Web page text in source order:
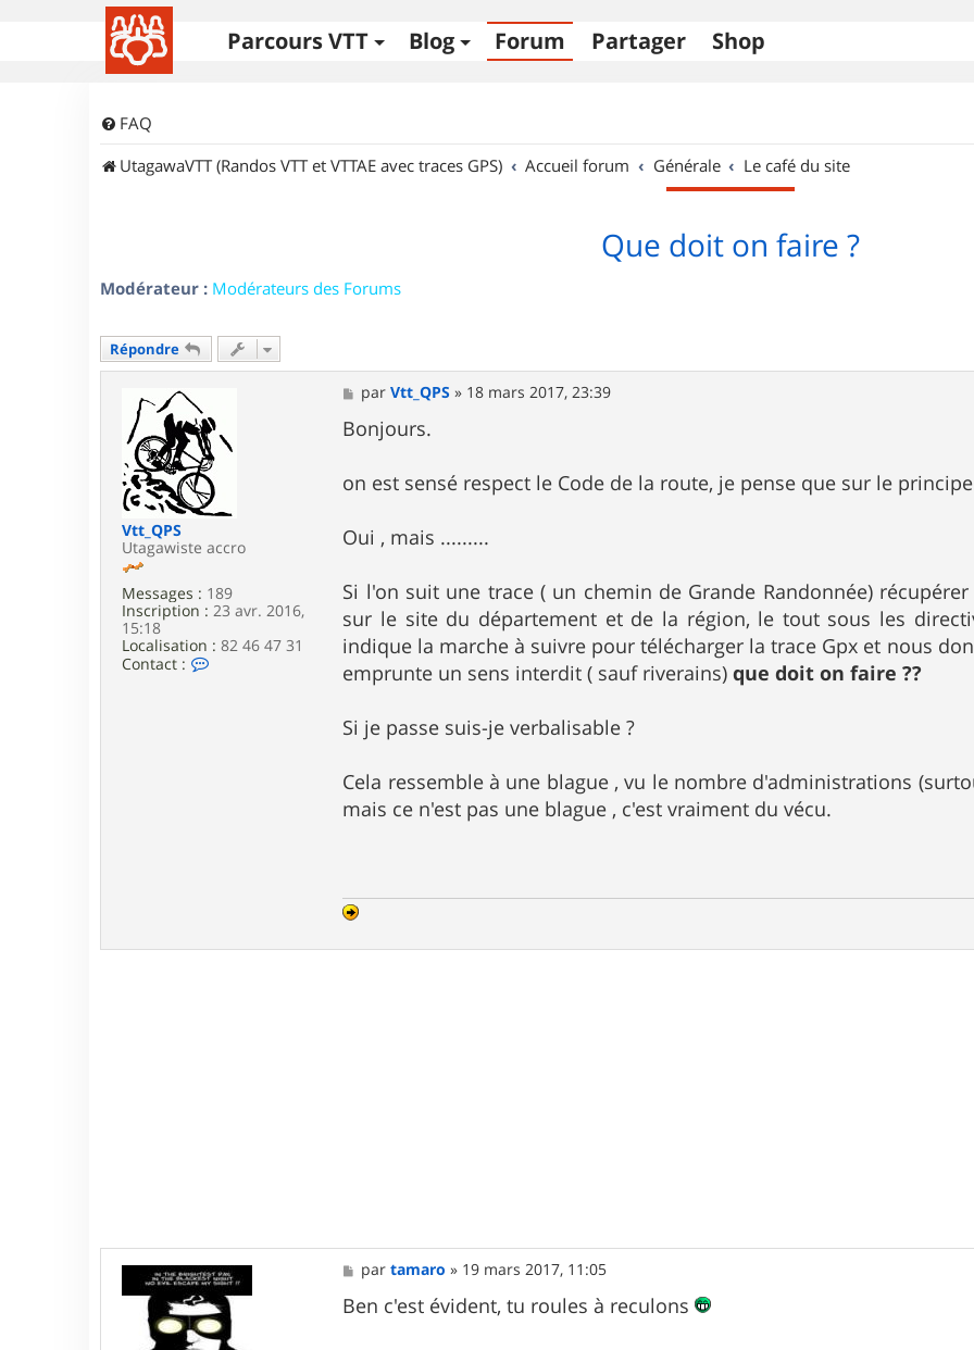
Parcours VTT Blog Forum Partager Shop
FAQ
UtagawaVTT (Randos VTT et VTTAE avec traces GPS)
Accueil forum Générale Le café du site
Que doit on faire ?
Modérateur : Modérateurs des Forums
Répondre
Vtt_QPS
Utagawiste accro
Messages : 189
Inscription : 23 avr. 2016,
15:18
Localisation : 82 46 47 31
Contact :
M
e
s
s
g
e
parVtt_QPS » 18 mars 2017, 23:39
Bonjours.
on est sensé respect le Code de la route, je pense que sur le
Oui , mais .........
Si l'on suit une trace ( un chemin de Grande Randonnée)
sur le site du département et de la région, le tout sous les
indique la marche à suivre pour télécharger la trace Gpx et nous
emprunte un sens interdit ( sauf riverains)que doit on faire ??
Si je passe suis-je verbalisable ?
Cela ressemble à une blague , vu le nombre d'administrations
mais ce n'est pas une blague , c'est vraiment du vécu.
M
e
s
s
partamaro » 19 mars 2017, 11:05
Ben c'est évident, tu roules à reculons